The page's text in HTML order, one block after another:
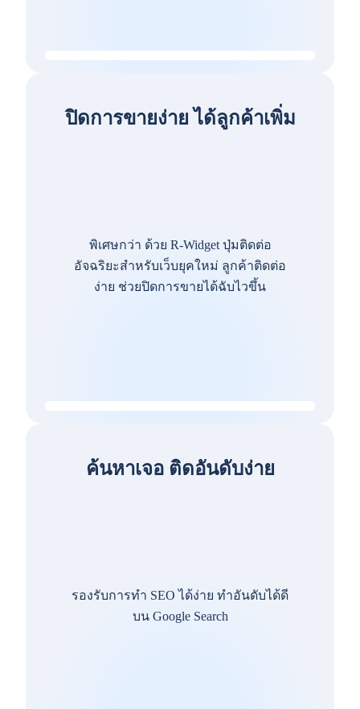
ปิดการขายง่าย ได้ลูกค้าเพิ่ม
พิเศษกว่า ด้วย R-Widget ปุ่มติดต่อ
อัจฉริยะสำหรับเว็บยุคใหม่ ลูกค้าติดต่อ
ง่าย ช่วยปิดการขายได้ฉับไวขึ้น
ค้นหาเจอ ติดอันดับง่าย
รองรับการทำ SEO ได้ง่าย ทำอันดับได้ดี
บน Google Search